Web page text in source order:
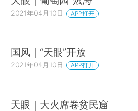
2021年04月10日 APP打开
国风｜“天眼”开放
2021年04月10日 APP打开
天眼｜大火席卷贫民窟